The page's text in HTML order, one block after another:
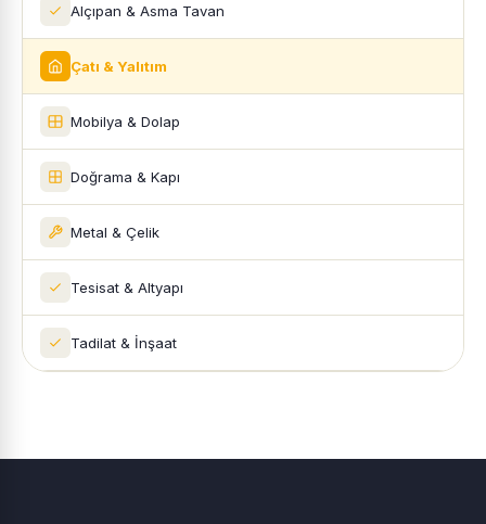
Alçıpan & Asma Tavan
Çatı & Yalıtım
Mobilya & Dolap
Doğrama & Kapı
Metal & Çelik
Tesisat & Altyapı
Tadilat & İnşaat